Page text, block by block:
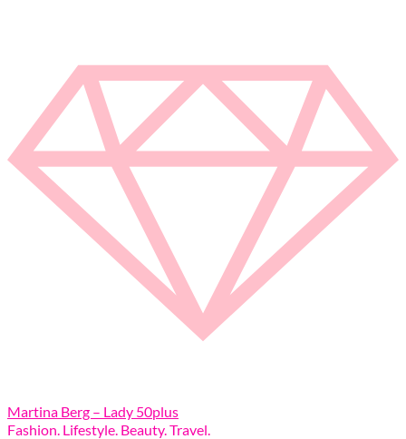
Martina Berg – Lady 50plus
Fashion. Lifestyle. Beauty. Travel.